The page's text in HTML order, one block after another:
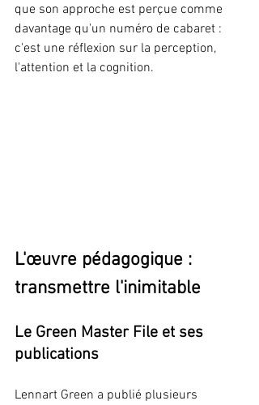
que son approche est perçue comme
davantage qu'un numéro de cabaret :
c'est une réflexion sur la perception,
l'attention et la cognition.
L'œuvre pédagogique :
transmettre l'inimitable
Le Green Master File et ses
publications
Lennart Green a publié plusieurs